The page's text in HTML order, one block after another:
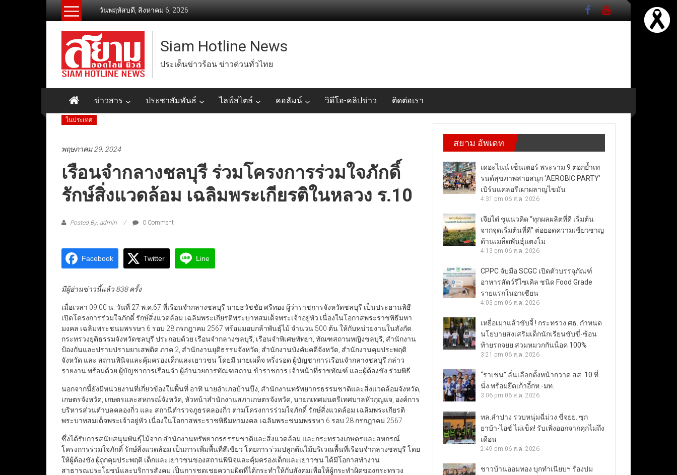
วันพฤหัสบดี, สิงหาคม 6, 2026
Siam Hotline News
ประเด็นข่าวร้อน ข่าวด่วนทั่วไทย
ข่าวสาร ประชาสัมพันธ์ ไลฟ์สไตล์ คอลัมน์ วิดีโอ-คลิปข่าว ติดต่อเรา
ในประเทศ
พฤษภาคม 29, 2024
เรือนจำกลางชลบุรี ร่วมโครงการร่วมใจภักดิ์
รักษ์สิ่งแวดล้อม เฉลิมพระเกียรติในหลวง ร.10
Posted By: admin 0 Comment
Facebook Twitter Line
มีผู้อ่านข่าวนี้แล้ว 838 ครั้ง
เมื่อเวลา 09.00 น. วันที่ 27 พ.ค.67 ที่เรือนจำกลางชลบุรี นายธวัชชัย ศรีทอง ผู้ว่าราชการจังหวัดชลบุรี เป็นประธานพิธี
เปิดโครงการร่วมใจภักดิ์ รักษ์สิ่งแวดล้อม เฉลิมพระเกียรติพระบาทสมเด็จพระเจ้าอยู่หัว เนื่องในโอกาสพระราชพิธีมหา
มงคล เฉลิมพระชนมพรรษา 6 รอบ 28 กรกฎาคม 2567 พร้อมมอบกล้าพันธุ์ไม้ จำนวน 500 ต้น ให้กับหน่วยงานในสังกัด
กระทรวงยุติธรรมจังหวัดชลบุรี ประกอบด้วย เรือนจำกลางชลบุรี, เรือนจำพิเศษพัทยา, ทัณฑสถานหญิงชลบุรี, สำนักงาน
ป้องกันและปราบปรามยาเสพติด ภาค 2, สำนักงานยุติธรรมจังหวัด, สำนักงานบังคับคดีจังหวัด, สำนักงานคุมประพฤติ
จังหวัด และ สถานพินิจและคุ้มครองเด็กและเยาวชน โดยมี นายเผด็จ หริ่งรอด ผู้บัญชาการเรือนจำกลางชลบุรี กล่าว
รายงาน พร้อมด้วย ผู้บัญชาการเรือนจำ ผู้อำนวยการทัณฑสถาน ข้าราชการ เจ้าหน้าที่ราชทัณฑ์ และผู้ต้องขัง ร่วมพิธี
นอกจากนี้ยังมีหน่วยงานที่เกี่ยวข้องในพื้นที่ อาทิ นายอำเภอบ้านบึง, สำนักงานทรัพยากรธรรมชาติและสิ่งแวดล้อมจังหวัด,
เกษตรจังหวัด, เกษตรและสหกรณ์จังหวัด, หัวหน้าสำนักงานสภาเกษตรจังหวัด, นายกเทศมนตรีเทศบาลหัวกุญแจ, องค์การ
บริหารส่วนตำบลคลองกิ่ว และ สถานีตำรวจภูธรคลองกิ่ว ตามโครงการร่วมใจภักดิ์ รักษ์สิ่งแวดล้อม เฉลิมพระเกียรติ
พระบาทสมเด็จพระเจ้าอยู่หัว เนื่องในโอกาสพระราชพิธีมหามงคล เฉลิมพระชนมพรรษา 6 รอบ 28 กรกฎาคม 2567
ซึ่งได้รับการสนับสนุนพันธุ์ไม้จาก สำนักงานทรัพยากรธรรมชาติและสิ่งแวดล้อม และกระทรวงเกษตรและสหกรณ์
โครงการร่วมใจภักดิ์ รักษ์สิ่งแวดล้อม เป็นการเพิ่มพื้นที่สีเขียว โดยการร่วมปลูกต้นไม้บริเวณพื้นที่เรือนจำกลางชลบุรี โดย
ให้ผู้ต้องขัง ผู้ถูกคุมประพฤติ เด็กและเยาวชนของสถานพินิจและคุ้มครองเด็กและเยาวชน ได้มีโอกาสทำงาน
สาธารณประโยชน์และบริการสังคม เป็นการชดเชยความผิดที่ได้กระทำให้กับสังคมเพื่อให้ผู้กระทำผิดของกระทรวง
สยาม อัพเดท
เดอะไนน์ เซ็นเตอร์ พระราม 9 ตอกย้ำเท
รนด์สุขภาพสายสนุก ‘AEROBIC PARTY’
เบิร์นแคลอรีเผาผลาญไขมัน
4:31 pm 06 ส.ค. 2026
เจียไต๋ ชูแนวคิด “ทุกผลผลิตที่ดี เริ่มต้น
จากจุดเริ่มต้นที่ดี” ต่อยอดความเชี่ยวชาญ
ด้านเมล็ดพันธุ์แตงโม
4:13 pm 06 ส.ค. 2026
CPPC จับมือ SCGC เปิดตัวบรรจุภัณฑ์
อาหารสัตว์รีไซเคิล ชนิด Food Grade
รายแรกในอาเซียน
4:03 pm 06 ส.ค. 2026
เหยื่อเมาแล้วขับจี้ ! กระทรวง ศธ. กำหนด
นโยบายส่งเสริมเด็กนักเรียนขับขี่-ซ้อน
ท้ายรถจยย.สวมหมวกกันน็อค 100%
3:21 pm 06 ส.ค. 2026
“ราเชน” ลั่นเลือกตั้งหน้ากวาด สส. 10 ที่
นั่ง พร้อมยึดเก้าอี้กห.-มท.
3:06 pm 06 ส.ค. 2026
ทล.ลำปาง รวบหนุ่มฉี่ม่วง ขี่จยย. ซุก
ยาบ้า-ไอซ์ ไม่เข็ด! รับเพิ่งออกจากคุกไม่ถึง
เดือน
2:49 pm 06 ส.ค. 2026
ชาวบ้านออมทอง บุกทำเนียบฯ ร้องปม